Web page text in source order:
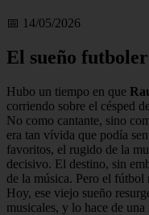
📅 14/05/2026
El sueño
Hubo un tiempo en que
corriendo sobre el césped
No como cantante, sino
era tan vívida que podía
favoritos, el rugido de la
decisivo. El destino, sin
de la música. Pero el fútbol
Hoy, ese viejo sueño
musicales, y lo hace de